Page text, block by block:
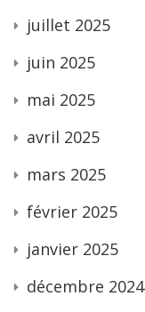
juillet 2025
juin 2025
mai 2025
avril 2025
mars 2025
février 2025
janvier 2025
décembre 2024